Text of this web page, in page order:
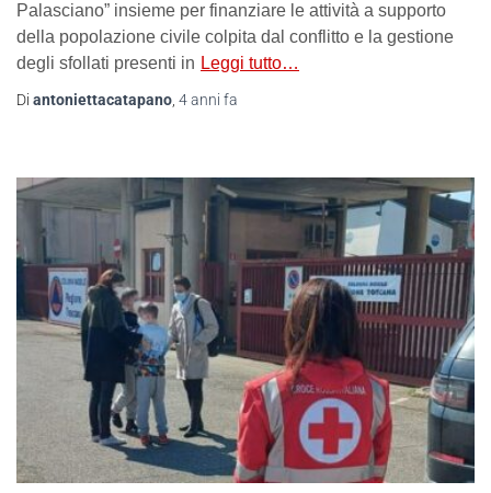
Palasciano” insieme per finanziare le attività a supporto
della popolazione civile colpita dal conflitto e la gestione
degli sfollati presenti in Leggi tutto…
Di antoniettacatapano, 4 anni fa